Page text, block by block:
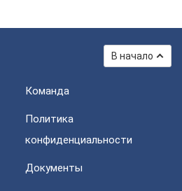
В начало
Команда
Политика
конфиденциальности
Документы